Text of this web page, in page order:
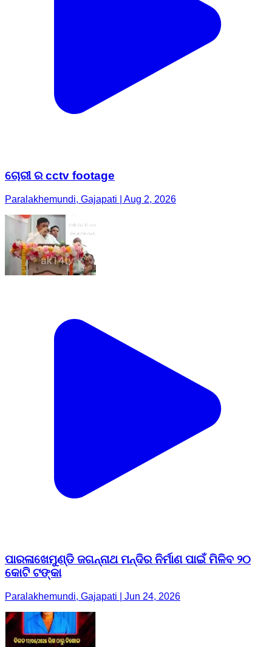
ଚୋରୀ ର cctv footage
Paralakhemundi, Gajapati | Aug 2, 2026
ପାରଳାଖେମୁଣ୍ଡି ଜଗନ୍ନାଥ ମନ୍ଦିର ନିର୍ମାଣ ପାଇଁ ମିଳିବ ୨୦
କୋଟି ଟଙ୍କା
Paralakhemundi, Gajapati | Jun 24, 2026